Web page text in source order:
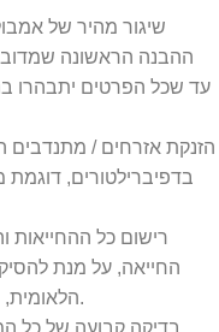
שיגור מהיר של
ההבנה הראשונה
עד שכל הפרטים יתבהרו
הזנקת אזרחים / מתנדבים
בדפיברילטורים, דוגמת
רישום כל ההחייאות
החייאה, על מנת
הלאומית, באחריות ובמימון משרד הבריאות.
בדיקה קבועה של כל